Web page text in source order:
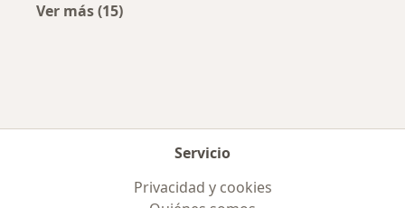
Ver más (15)
Servicio
Privacidad y cookies